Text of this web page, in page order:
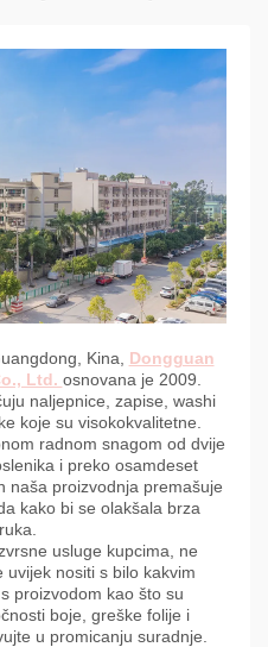
Kina, Dongguan
Ltd. osnovana je 2009.
naljepnice, zapise, washi
koje su visokokvalitetne.
radnom snagom od dvije
i preko osamdeset
naša proizvodnja premašuje
kako bi se olakšala brza
usluge kupcima, ne
nositi s bilo kakvim
proizvodom kao što su
boje, greške folije i
u promicanju suradnje.